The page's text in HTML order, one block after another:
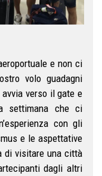
e non ci
volo guadagni
verso il gate e
settimana che ci
con gli
e le aspettative
di visitare una città
dagli altri